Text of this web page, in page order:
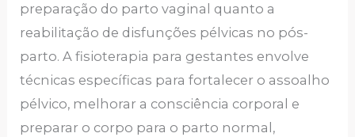
preparação do parto vaginal quanto a
reabilitação de disfunções pélvicas no pós-
parto. A fisioterapia para gestantes envolve
técnicas específicas para fortalecer o assoalho
pélvico, melhorar a consciência corporal e
preparar o corpo para o parto normal,